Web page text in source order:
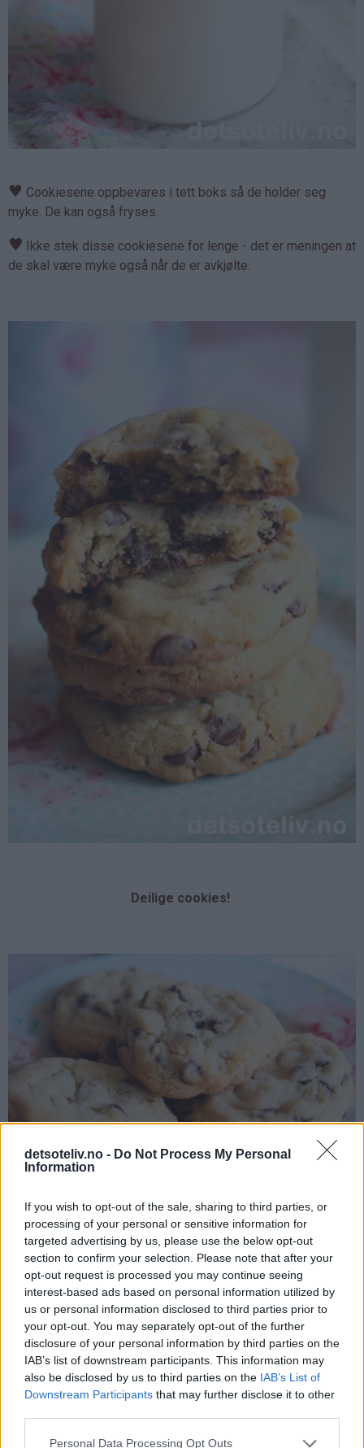
detsoteliv.no - Do Not Process My Personal
Information
If you wish to opt-out of the sale, sharing to third parties, or
processing of your personal or sensitive information for
targeted advertising by us, please use the below opt-out
section to confirm your selection. Please note that after your
opt-out request is processed you may continue seeing
interest-based ads based on personal information utilized by
us or personal information disclosed to third parties prior to
your opt-out. You may separately opt-out of the further
disclosure of your personal information by third parties on the
IAB’s list of downstream participants. This information may
also be disclosed by us to third parties on the IAB’s List of
Downstream Participants that may further disclose it to other
Personal Data Processing Opt Outs
♥ Cookiesene oppbevares i tett boks så de holder seg
myke. De kan også fryses.
♥ Ikke stek disse cookiesene for lenge - det er meningen at
de skal være myke også når de er avkjølte.
Deilige cookies!
♥♥♥